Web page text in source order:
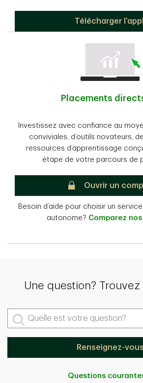
NégociTitres TD
Télécharger
Placements
Investissez avec confiance au
conviviales, d’outils novateurs,
ressources d’apprentissage
étape de votre parcours de
Placements
Ouvrir un
Besoin d’aide pour choisir un
autonome? Comparez
Une question?
Quelle est votre question?
Renseignez-vous
Questions